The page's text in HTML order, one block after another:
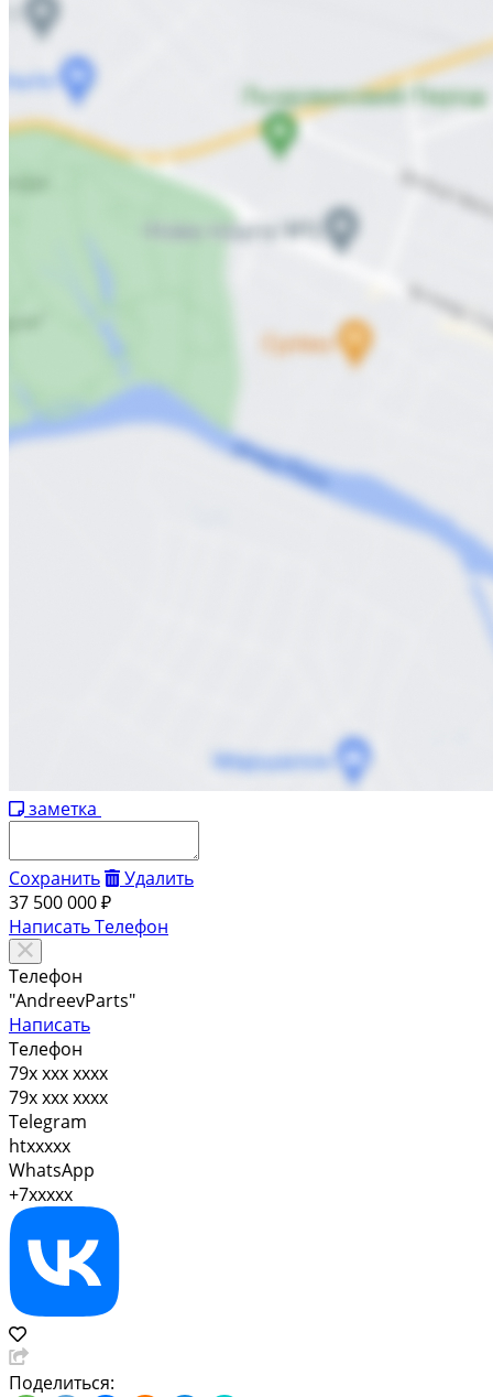
заметка
Сохранить
Удалить
37 500 000 ₽
НаписатьТелефон
Телефон
"AndreevParts"
Написать
Телефон
79x xxx xxxx
79x xxx xxxx
Telegram
htxxxxx
WhatsApp
+7xxxxx
Поделиться: